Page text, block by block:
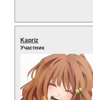
Kapriz
Участник